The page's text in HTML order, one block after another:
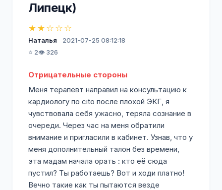
Липецк)
★★☆☆☆
Наталья
2021-07-25 08:12:18
⭐ 2👁️ 326
Отрицательные стороны
Меня терапевт направил на консультацию к
кардиологу по cito после плохой ЭКГ, я
чувствовала себя ужасно, теряла сознание в
очереди. Через час на меня обратили
внимание и пригласили в кабинет. Узнав, что у
меня дополнительный талон без времени,
эта мадам начала орать : кто её сюда
пустил? Ты работаешь? Вот и ходи платно!
Вечно такие как ты пытаются везде